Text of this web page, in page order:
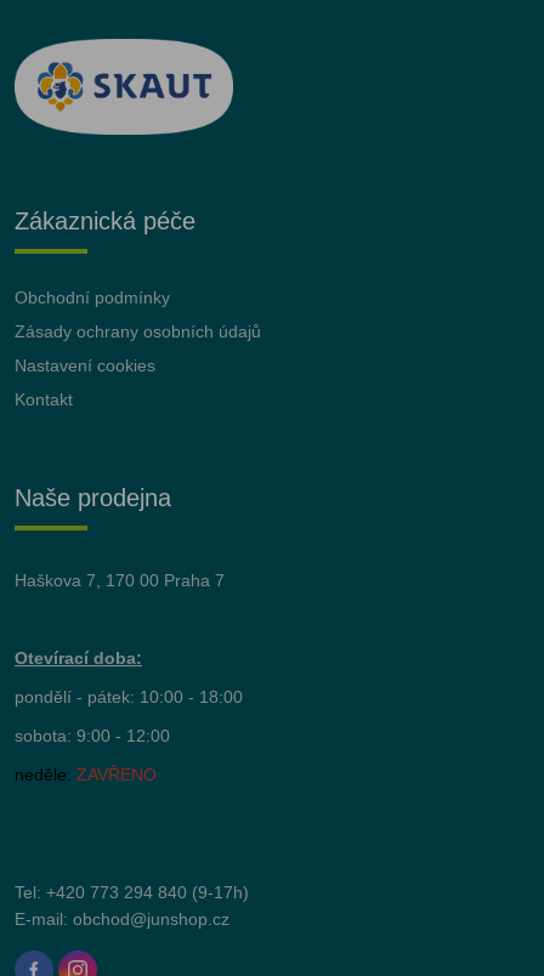
Zákaznická péče
Obchodní podmínky
Zásady ochrany osobních údajů
Nastavení cookies
Kontakt
Naše prodejna
Haškova 7, 170 00 Praha 7
Otevírací doba:
pondělí - pátek: 10:00 - 18:00
sobota: 9:00 - 12:00
neděle: ZAVŘENO
Tel: +420 773 294 840 (9-17h)
E-mail: obchod@junshop.cz